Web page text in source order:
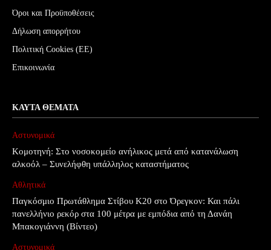
Όροι και Προϋποθέσεις
Δήλωση απορρήτου
Πολιτική Cookies (ΕΕ)
Επικοινωνία
ΚΑΥΤΆ ΘΈΜΑΤΑ
Αστυνομικά
Κομοτηνή: Στο νοσοκομείο ανήλικος μετά από κατανάλωση
αλκοόλ – Συνελήφθη υπάλληλος καταστήματος
Αθλητικά
Παγκόσμιο Πρωτάθλημα Στίβου Κ20 στο Όρεγκον: Και πάλι
πανελλήνιο ρεκόρ στα 100 μέτρα με εμπόδια από τη Δανάη
Μπακογιάννη (Βίντεο)
Αστυνομικά